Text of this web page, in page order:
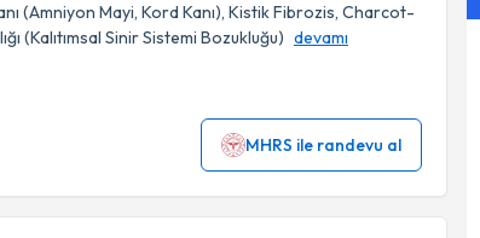
(Amniyon Mayi, Kord Kanı), Kistik Fibrozis, Charcot-
(Kalıtımsal Sinir Sistemi Bozukluğu) devamı
MHRS ile randevu al